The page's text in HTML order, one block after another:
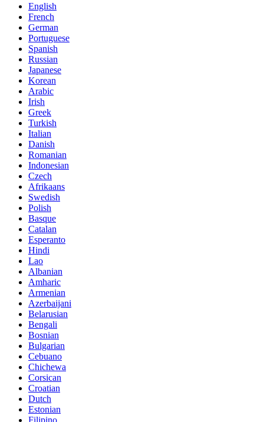
English
French
German
Portuguese
Spanish
Russian
Japanese
Korean
Arabic
Irish
Greek
Turkish
Italian
Danish
Romanian
Indonesian
Czech
Afrikaans
Swedish
Polish
Basque
Catalan
Esperanto
Hindi
Lao
Albanian
Amharic
Armenian
Azerbaijani
Belarusian
Bengali
Bosnian
Bulgarian
Cebuano
Chichewa
Corsican
Croatian
Dutch
Estonian
Filipino